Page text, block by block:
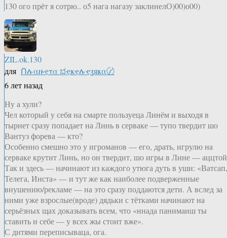
130 ого прёт я сотрю.. о5 нага нагазу заклинелО)00)о00)
ZIL.ok.130
для Ոሉαዙҿτα ಭҿҝҿሉҿʓяҝα〄
6 лет назад
Ну а хули?
Чел который у себя на смарте пользуеца Линём и выходя в
тырнет сразу попадает на Линь в серваке — тупо твердит шо
Вантуз форева — кто?
Особенно смешно это у игроманов — его, драть, игрулю на
серваке крутит Линь, но он твердит, шо игры в Лине —
Так и здесь — начинают из каждого утюга дуть в уши: «Ватсап,
Телега, Инста» — и тут же как наиболее подверженные
внушению/рекламе — на это сразу поддаются дети. А вслед за
ними уже взрослые(вроде) дядьки с тётками начинают на
серьёзных щах доказывать всем, что «ннада панимаиш ты
ставить и себе — у всех жы стоит вже».
С дитями переписываца, ога.